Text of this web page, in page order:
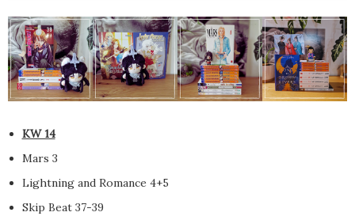
KW 14
Mars 3
Lightning and Romance 4+5
Skip Beat 37-39